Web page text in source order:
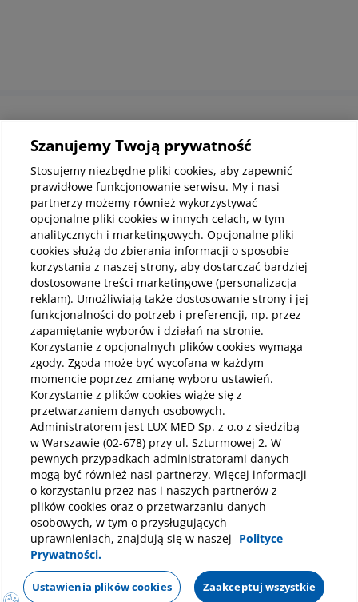
Wybierz placówkę lub szpital
Poniedziałek - piątek 8:00 - 19:00
Informacje korporacyjne
Kup abonamenty online
Kup online
Pobierz aplikację mobilną
Polityka prywatności
Mapa strony
Oświadczenie o dostępności Regulamin
Szanujemy Twoją prywatność
Stosujemy niezbędne pliki cookies, aby zapewnić
prawidłowe funkcjonowanie serwisu. My i nasi
partnerzy możemy również wykorzystywać
opcjonalne pliki cookies w innych celach, w tym
analitycznych i marketingowych. Opcjonalne pliki
cookies służą do zbierania informacji o sposobie
korzystania z naszej strony, aby dostarczać bardziej
dostosowane treści marketingowe (personalizacja
reklam). Umożliwiają także dostosowanie strony i jej
funkcjonalności do potrzeb i preferencji, np. przez
zapamiętanie wyborów i działań na stronie.
Korzystanie z opcjonalnych plików cookies wymaga
zgody. Zgoda może być wycofana w każdym
momencie poprzez zmianę wyboru ustawień.
Korzystanie z plików cookies wiąże się z
przetwarzaniem danych osobowych.
Administratorem jest LUX MED Sp. z o.o z siedzibą
w Warszawie (02-678) przy ul. Szturmowej 2. W
pewnych przypadkach administratorami danych
mogą być również nasi partnerzy. Więcej informacji
o korzystaniu przez nas i naszych partnerów z
plików cookies oraz o przetwarzaniu danych
osobowych, w tym o przysługujących
uprawnieniach, znajdują się w naszej Polityce
Prywatności.
Ustawienia plików cookies Zaakceptuj wszystkie